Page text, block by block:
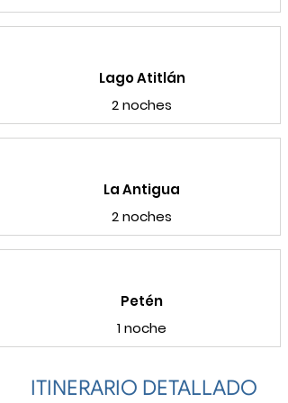
Lago Atitlán
2 noches
La Antigua
2 noches
Petén
1 noche
ITINERARIO DETALLADO